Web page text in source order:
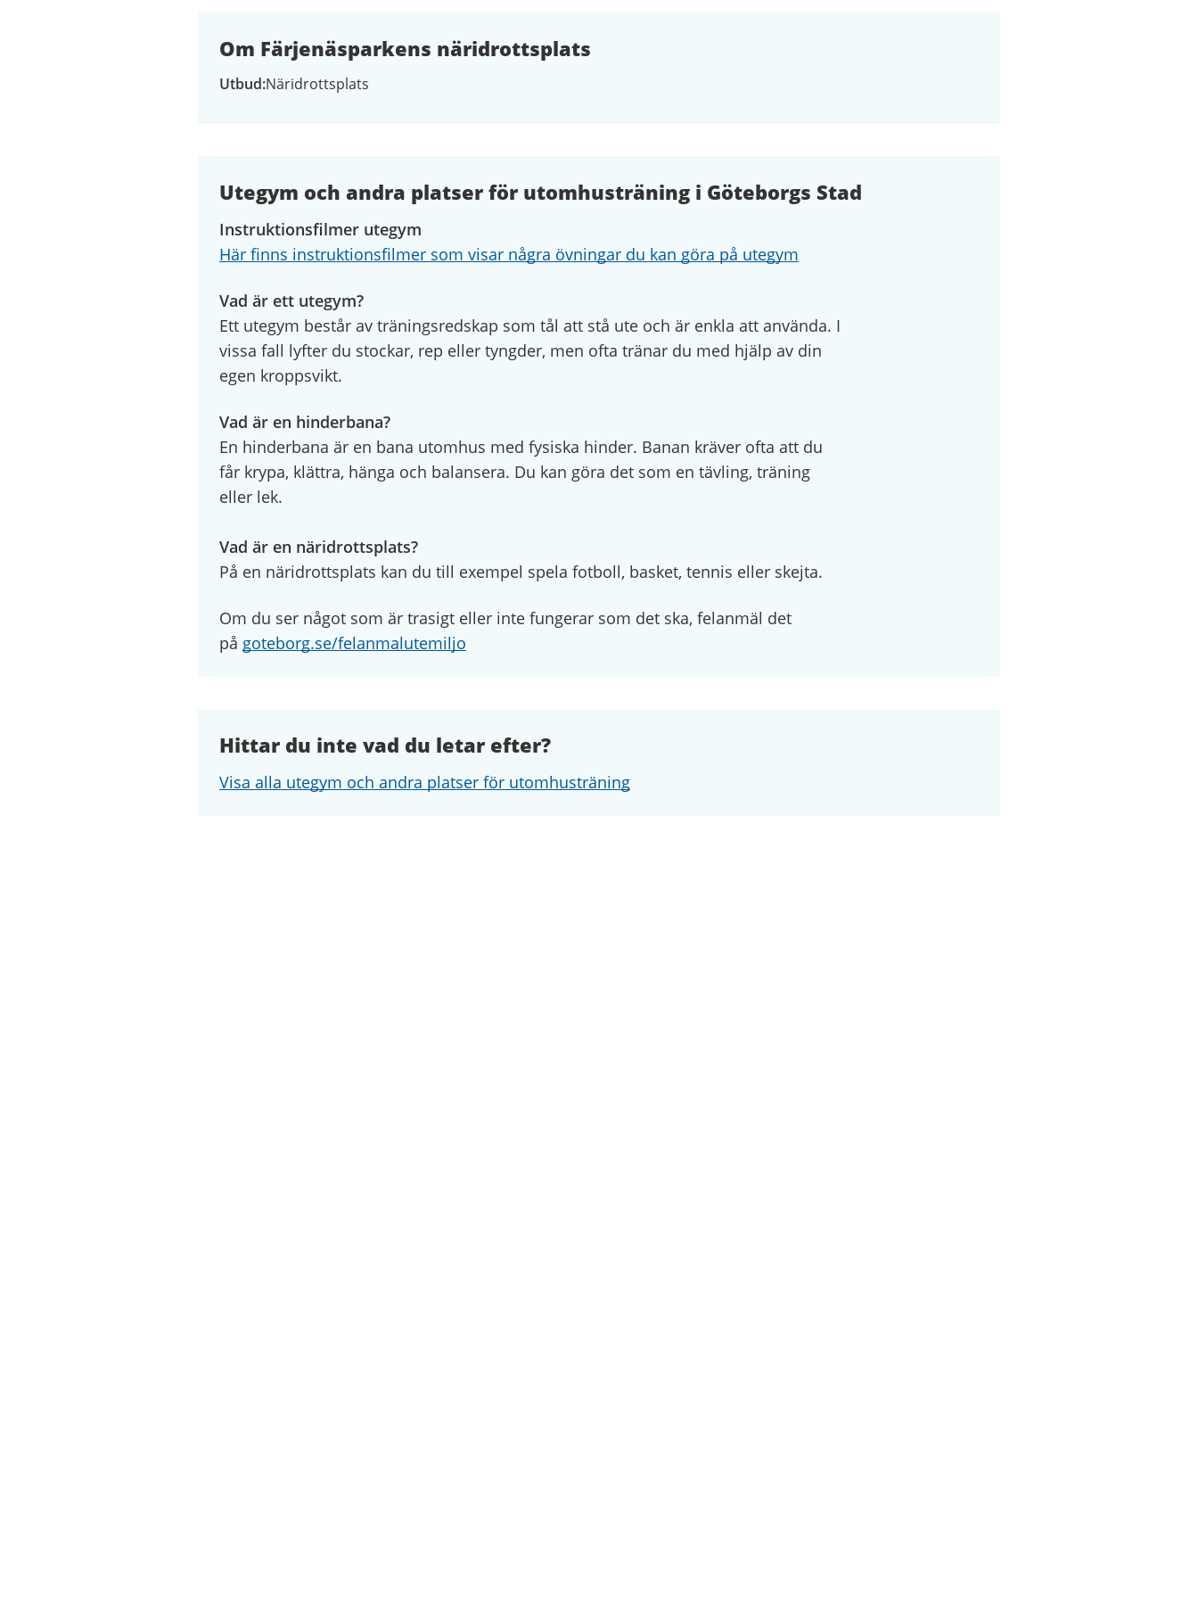
Om Färjenäsparkens näridrottsplats
Utbud Näridrottsplats
Utegym och andra platser för utomhusträning i Göteborgs Stad
Instruktionsfilmer utegym
Här finns instruktionsfilmer som visar några övningar du kan göra på utegym
Vad är ett utegym?
Ett utegym består av träningsredskap som tål att stå ute och är enkla att använda. I
vissa fall lyfter du stockar, rep eller tyngder, men ofta tränar du med hjälp av din
egen kroppsvikt.
Vad är en hinderbana?
En hinderbana är en bana utomhus med fysiska hinder. Banan kräver ofta att du
får krypa, klättra, hänga och balansera. Du kan göra det som en tävling, träning
eller lek.
Vad är en näridrottsplats?
På en näridrottsplats kan du till exempel spela fotboll, basket, tennis eller skejta.
Om du ser något som är trasigt eller inte fungerar som det ska, felanmäl det
på goteborg.se/felanmalutemiljo
Hittar du inte vad du letar efter?
Visa alla utegym och andra platser för utomhusträning